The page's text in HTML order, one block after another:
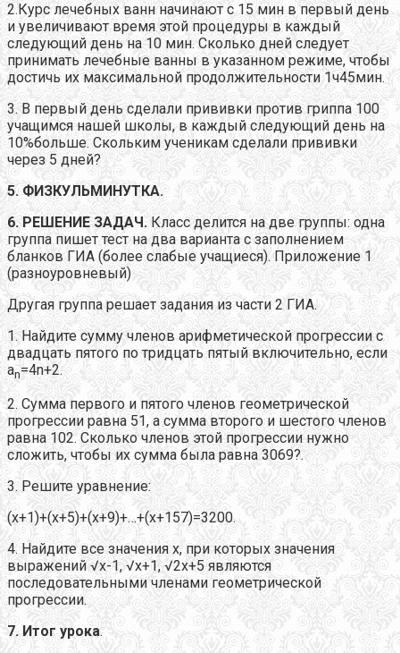
2.Курс лечебных ванн начинают с 15 мин в первый день
и увеличивают время этой процедуры в каждый
следующий день на 10 мин. Сколько дней следует
принимать лечебные ванны в указанном режиме, чтобы
достичь их максимальной продолжительности 1ч45мин.
3. В первый день сделали прививки против гриппа 100
учащимся нашей школы, в каждый следующий день на
10%больше. Скольким ученикам сделали прививки
через 5 дней?
5. ФИЗКУЛЬМИНУТКА.
6. РЕШЕНИЕ ЗАДАЧ. Класс делится на две группы: одна
группа пишет тест на два варианта с заполнением
бланков ГИА (более слабые учащиеся). Приложение 1
(разноуровневый)
Другая группа решает задания из части 2 ГИА.
1. Найдите сумму членов арифметической прогрессии с
двадцать пятого по тридцать пятый включительно, если
аn=4n+2.
2. Сумма первого и пятого членов геометрической
прогрессии равна 51, а сумма второго и шестого членов
равна 102. Сколько членов этой прогрессии нужно
сложить, чтобы их сумма была равна 3069?.
3. Решите уравнение:
(х+1)+(х+5)+(х+9)+…+(х+157)=3200.
4. Найдите все значения x, при которых значения
выражений √х-1, √х+1, √2х+5 являются
последовательными членами геометрической
прогрессии.
7. Итог урока.